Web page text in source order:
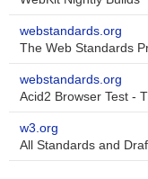
webstandards.org
The Web Standards
webstandards.org
Acid2 Browser Test -
w3.org
All Standards and